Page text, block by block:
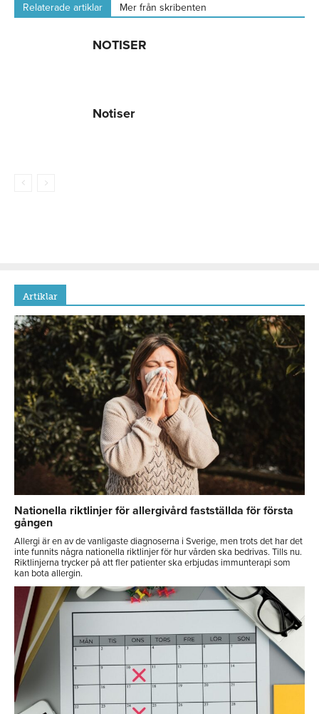
Relaterade artiklar Mer från skribenten
NOTISER
Notiser
Artiklar
Nationella riktlinjer för allergivård fastställda för första
gången
Allergi är en av de vanligaste diagnoserna i Sverige, men trots det har det
inte funnits några nationella riktlinjer för hur vården ska bedrivas. Tills nu.
Riktlinjerna trycker på att fler patienter ska erbjudas immunterapi som
kan bota allergin.